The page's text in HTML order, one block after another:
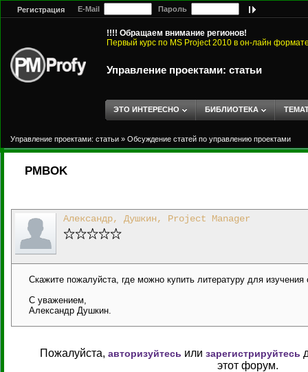
Регистрация E-Mail Пароль
!!!! Обращаем внимание регионов!
Первый курс по MS Project 2010 в он-лайн
Управление проектами: статьи
ЭТО ИНТЕРЕСНО БИБЛИОТЕКА
Управление проектами: статьи » Обсуждение статей по управлению проектами
PMBOK
Александр, Душкин, Project Manager
Скажите пожалуйста, где можно купить литературу для
С уважением,
Александр Душкин.
Пожалуйста, авторизуйтесь или зарегистрируйтесь
этот форум.